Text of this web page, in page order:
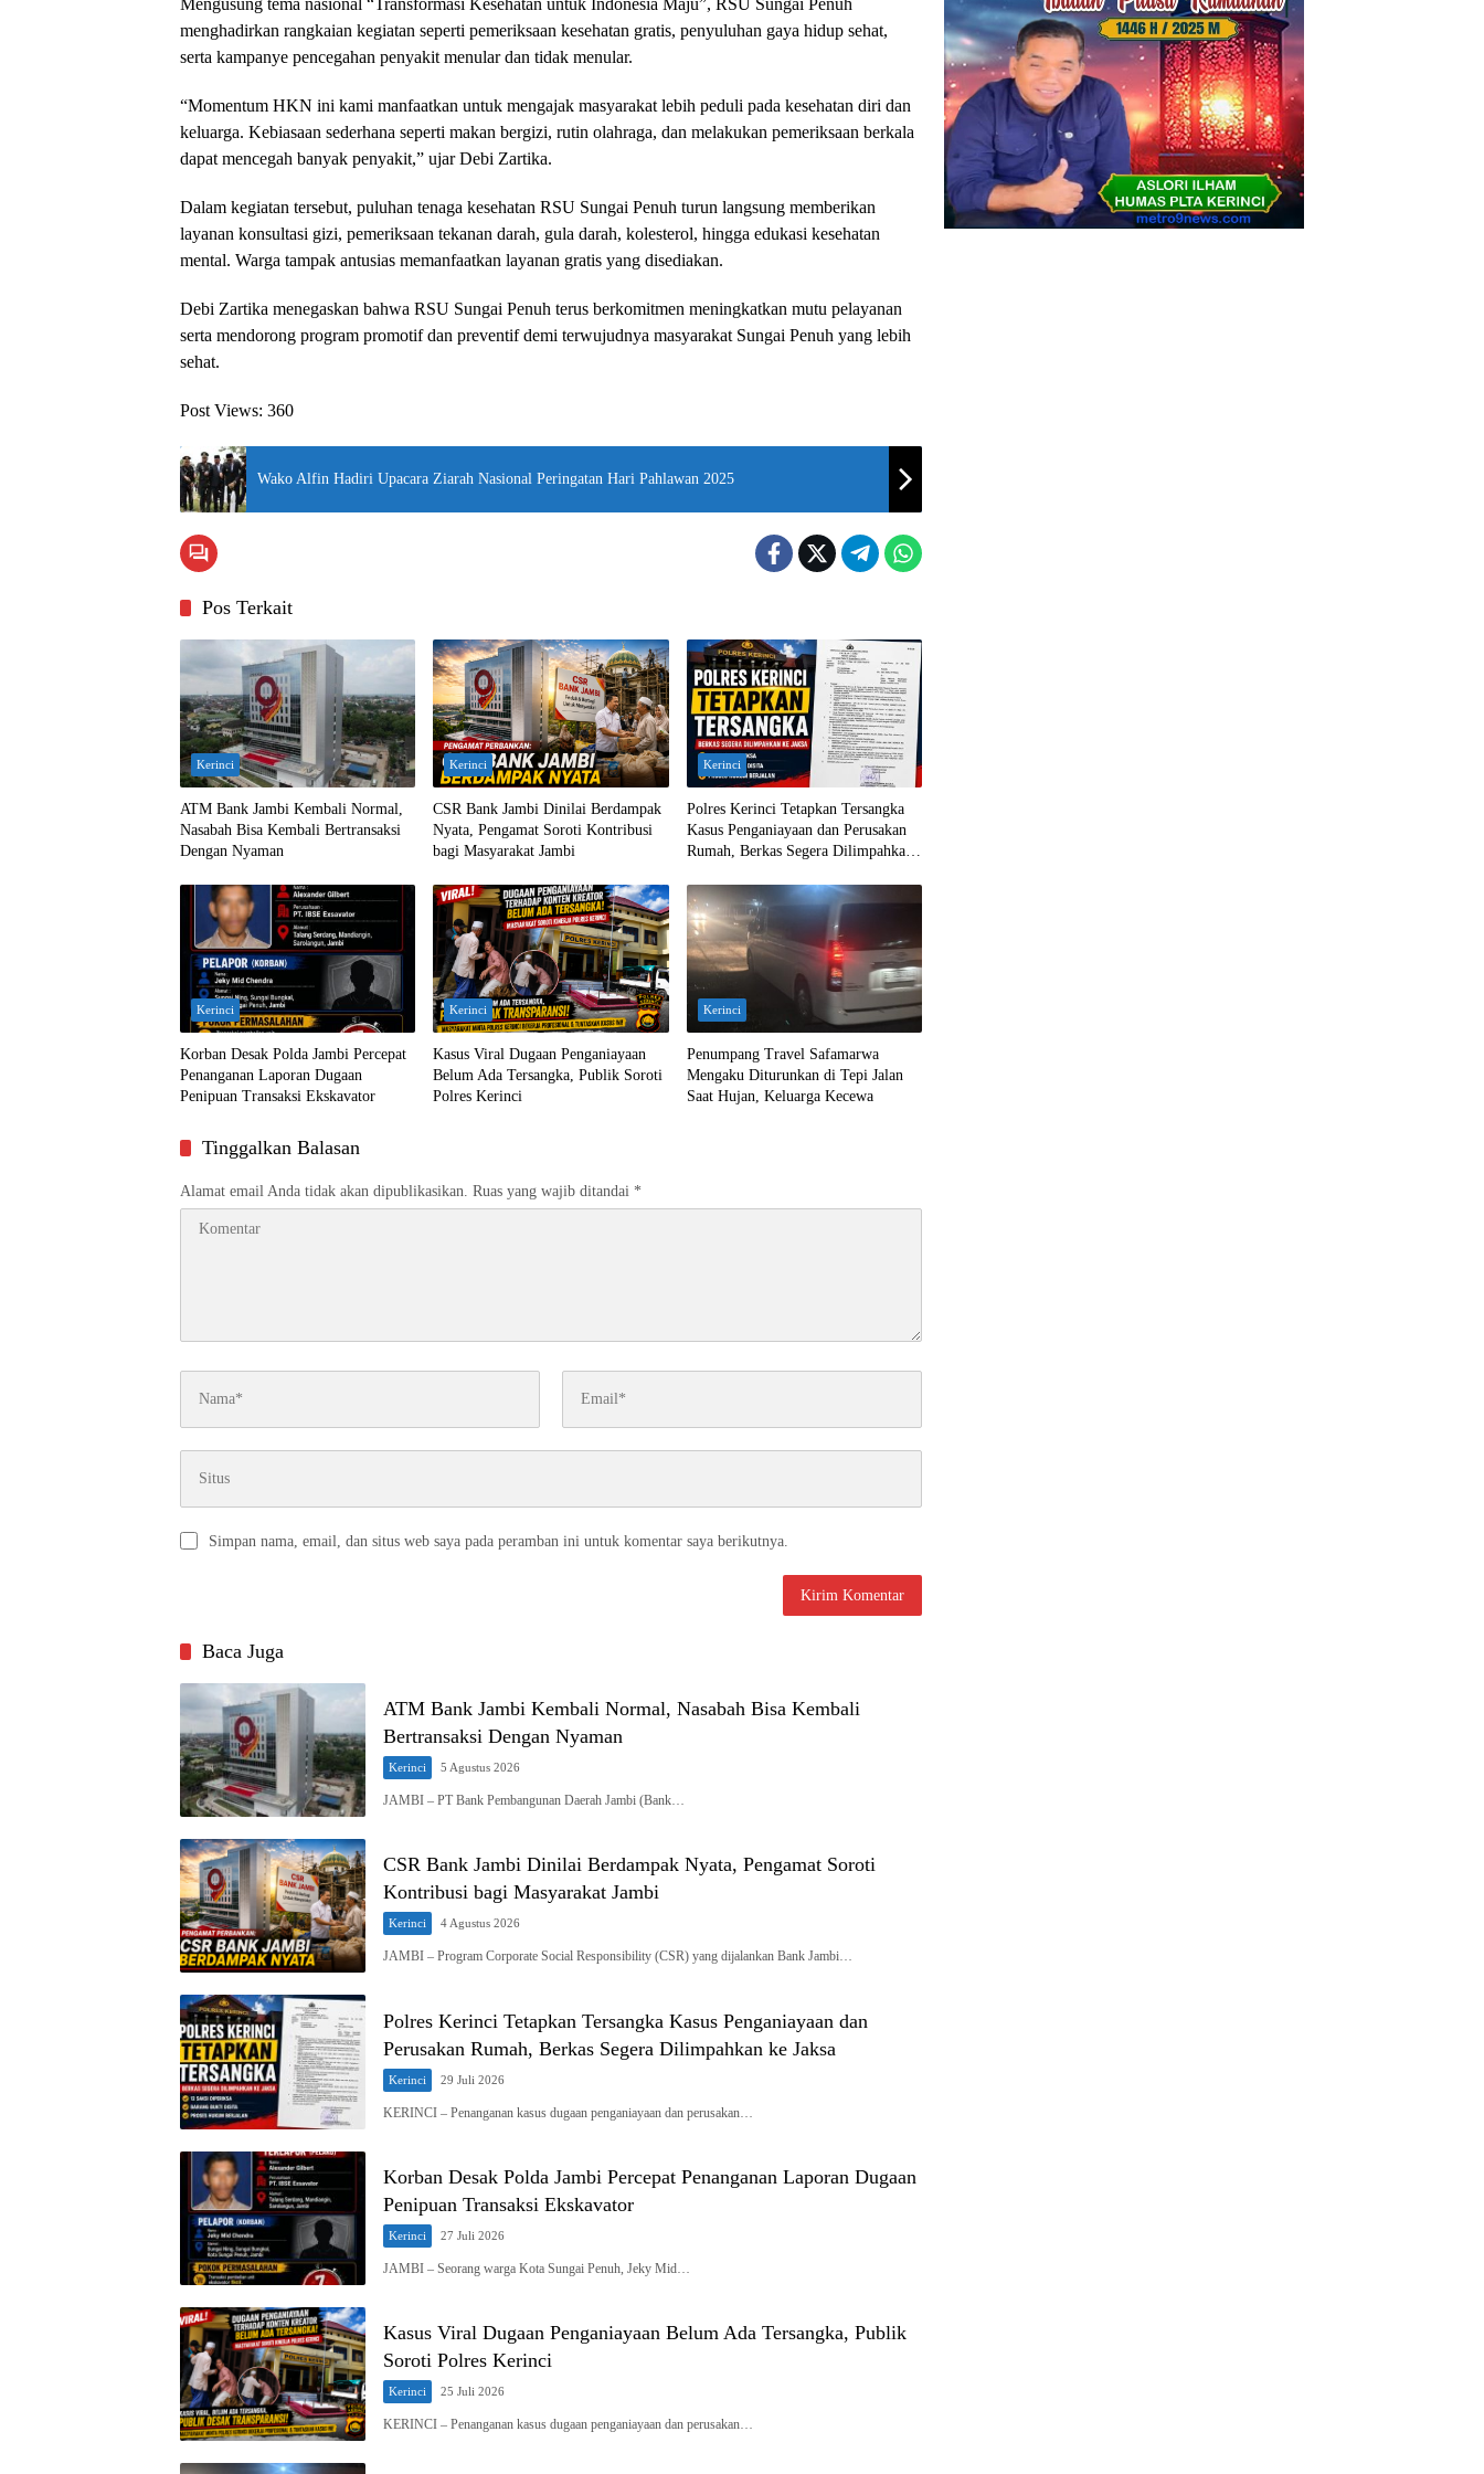
menghadirkan rangkaian kegiatan seperti pemeriksaan kesehatan gratis, penyuluhan gaya hidup sehat,
serta kampanye pencegahan penyakit menular dan tidak menular.
“Momentum HKN ini kami manfaatkan untuk mengajak masyarakat lebih peduli pada kesehatan diri dan
keluarga. Kebiasaan sederhana seperti makan bergizi, rutin olahraga, dan melakukan pemeriksaan berkala
dapat mencegah banyak penyakit,” ujar Debi Zartika.
Dalam kegiatan tersebut, puluhan tenaga kesehatan RSU Sungai Penuh turun langsung memberikan
layanan konsultasi gizi, pemeriksaan tekanan darah, gula darah, kolesterol, hingga edukasi kesehatan
mental. Warga tampak antusias memanfaatkan layanan gratis yang disediakan.
Debi Zartika menegaskan bahwa RSU Sungai Penuh terus berkomitmen meningkatkan mutu pelayanan
serta mendorong program promotif dan preventif demi terwujudnya masyarakat Sungai Penuh yang lebih
sehat.
Post Views: 360
Wako Alfin Hadiri Upacara Ziarah Nasional Peringatan Hari Pahlawan 2025
Pos Terkait
Kerinci
ATM Bank Jambi Kembali Normal,
Nasabah Bisa Kembali Bertransaksi
Dengan Nyaman
Kerinci
CSR Bank Jambi Dinilai Berdampak
Nyata, Pengamat Soroti Kontribusi
bagi Masyarakat Jambi
Kerinci
Polres Kerinci Tetapkan Tersangka
Kasus Penganiayaan dan Perusakan
Rumah, Berkas Segera Dilimpahkan
Kerinci
Korban Desak Polda Jambi Percepat
Penanganan Laporan Dugaan
Penipuan Transaksi Ekskavator
Kerinci
Kasus Viral Dugaan Penganiayaan
Belum Ada Tersangka, Publik Soroti
Polres Kerinci
Kerinci
Penumpang Travel Safamarwa
Mengaku Diturunkan di Tepi Jalan
Saat Hujan, Keluarga Kecewa
Tinggalkan Balasan
Alamat email Anda tidak akan dipublikasikan. Ruas yang wajib ditandai *
Simpan nama, email, dan situs web saya pada peramban ini untuk komentar saya berikutnya.
Baca Juga
ATM Bank Jambi Kembali Normal, Nasabah Bisa Kembali
Bertransaksi Dengan Nyaman
Kerinci 5 Agustus 2026
JAMBI – PT Bank Pembangunan Daerah Jambi (Bank…
CSR Bank Jambi Dinilai Berdampak Nyata, Pengamat Soroti
Kontribusi bagi Masyarakat Jambi
Kerinci 4 Agustus 2026
JAMBI – Program Corporate Social Responsibility (CSR) yang dijalankan Bank Jambi…
Polres Kerinci Tetapkan Tersangka Kasus Penganiayaan dan
Perusakan Rumah, Berkas Segera Dilimpahkan ke Jaksa
Kerinci 29 Juli 2026
KERINCI – Penanganan kasus dugaan penganiayaan dan perusakan…
Korban Desak Polda Jambi Percepat Penanganan Laporan Dugaan
Penipuan Transaksi Ekskavator
Kerinci 27 Juli 2026
JAMBI – Seorang warga Kota Sungai Penuh, Jeky Mid…
Kasus Viral Dugaan Penganiayaan Belum Ada Tersangka, Publik
Soroti Polres Kerinci
Kerinci 25 Juli 2026
KERINCI – Penanganan kasus dugaan penganiayaan dan perusakan…